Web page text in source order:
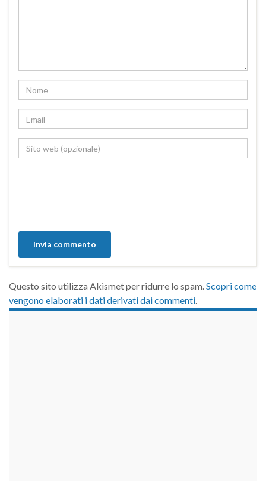
Questo sito utilizza Akismet per ridurre lo spam.Scopri come
vengono elaborati i dati derivati dai commenti.